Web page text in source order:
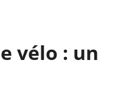
vélo : un